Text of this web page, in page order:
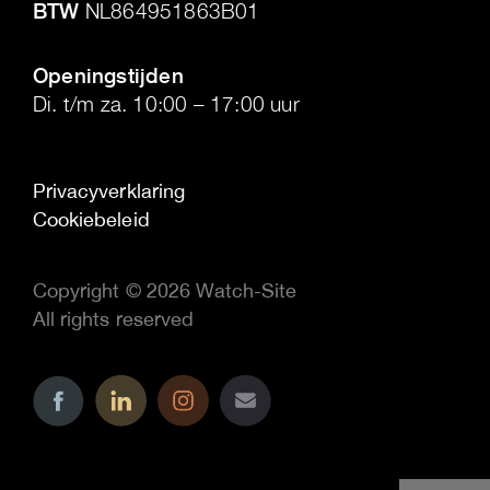
BTW NL864951863B01
Openingstijden
Di. t/m za. 10:00 – 17:00 uur
Privacyverklaring
Cookiebeleid
Copyright © 2026 Watch-Site
All rights reserved